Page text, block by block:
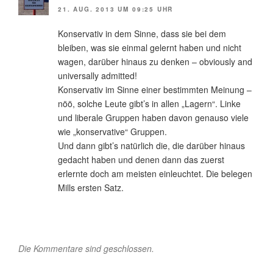
21. AUG. 2013 UM 09:25 UHR
Konservativ in dem Sinne, dass sie bei dem
bleiben, was sie einmal gelernt haben und nicht
wagen, darüber hinaus zu denken – obviously and
universally admitted!
Konservativ im Sinne einer bestimmten Meinung –
nöö, solche Leute gibt’s in allen „Lagern“. Linke
und liberale Gruppen haben davon genauso viele
wie „konservative“ Gruppen.
Und dann gibt’s natürlich die, die darüber hinaus
gedacht haben und denen dann das zuerst
erlernte doch am meisten einleuchtet. Die belegen
Mills ersten Satz.
Die Kommentare sind geschlossen.